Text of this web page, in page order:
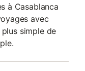
à Casablanca
avec
simple de